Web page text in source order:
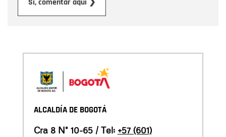
Sí, comentar aquí ❯
ALCALDÍA DE BOGOTÁ
Cra 8 N° 10-65 / Tel: +57 (601)